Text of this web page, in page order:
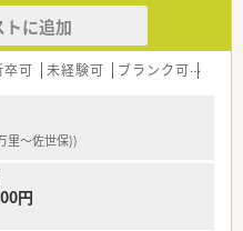
可能です。
させて働きたい方。
に追加
卒可 未経験可 ブランク可
里～佐世保))
円